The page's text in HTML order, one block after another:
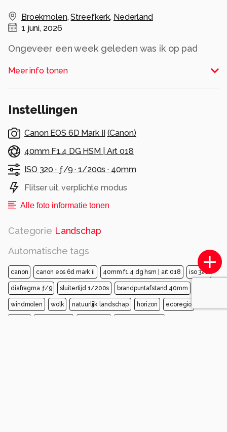
Broekmolen,Streefkerk, Nederland
1 juni, 2026
Ongeveer een week geleden was ik op pad
zag ik een mooi laagje grondmist. Rond een uur
of 4 gelijk doorgereden en wachten tot de zon
Alle rechten voorbehouden
Meer info tonen
Instellingen
Canon EOS 6D Mark II (Canon)
40mm F1.4 DG HSM | Art 018
ISO 320 · ƒ/9 ·1/200s · 40mm
Flitser uit, verplichte modus
Alle foto informatie tonen
Categorie Landschap
Automatische tags
canon canon eos 6d mark ii 40mm f1.4 dg hsm | art 018 iso 320
diafragma ƒ/9 sluitertijd 1/200s brandpuntafstand 40mm
windmolen wolk natuurlijk landschap horizon ecoregio